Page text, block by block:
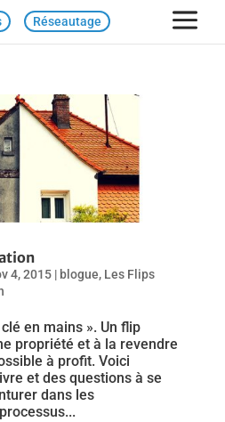
Réseautage
4, 2015| blogue, Les Flips
en mains ». Un flip
propriété et à la revendre
à profit. Voici
et des questions à se
dans les